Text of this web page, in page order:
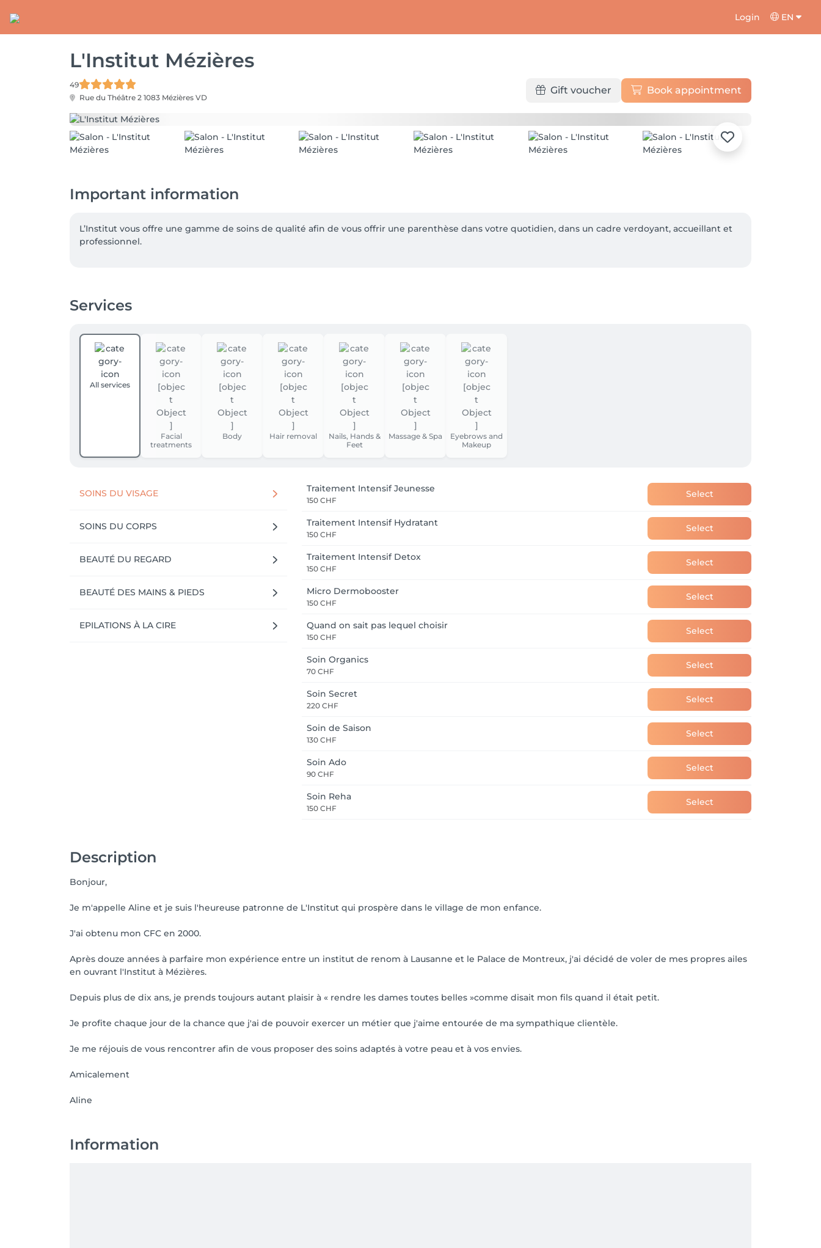
Login EN
L'Institut Mézières
49
Rue du Théâtre 2 1083 Mézières VD
Gift voucher Book appointment
Important information
L’Institut vous offre une gamme de soins de qualité afin de vous offrir une parenthèse dans votre quotidien, dans un cadre verdoyant, accueillant et
professionnel.
Services
All services
Facial
treatments
Body Hair removal
Nails, Hands &
Feet
Massage & Spa
Eyebrows and
Makeup
SOINS DU VISAGE
SOINS DU CORPS
BEAUTÉ DU REGARD
BEAUTÉ DES MAINS & PIEDS
EPILATIONS À LA CIRE
Traitement Intensif Jeunesse
150 CHF
Select
Traitement Intensif Hydratant
150 CHF
Select
Traitement Intensif Detox
150 CHF
Select
Micro Dermobooster
150 CHF
Select
Quand on sait pas lequel choisir
150 CHF
Select
Soin Organics
70 CHF
Select
Soin Secret
220 CHF
Select
Soin de Saison
130 CHF
Select
Soin Ado
90 CHF
Select
Soin Reha
150 CHF
Select
Description
Bonjour,
Je m'appelle Aline et je suis l'heureuse patronne de L'Institut qui prospère dans le village de mon enfance.
J'ai obtenu mon CFC en 2000.
Après douze années à parfaire mon expérience entre un institut de renom à Lausanne et le Palace de Montreux, j'ai décidé de voler de mes propres ailes
en ouvrant l'Institut à Mézières.
Depuis plus de dix ans, je prends toujours autant plaisir à « rendre les dames toutes belles »comme disait mon fils quand il était petit.
Je profite chaque jour de la chance que j'ai de pouvoir exercer un métier que j'aime entourée de ma sympathique clientèle.
Je me réjouis de vous rencontrer afin de vous proposer des soins adaptés à votre peau et à vos envies.
Amicalement
Aline
Information